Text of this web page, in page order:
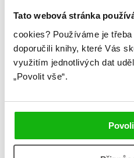
Tato webová stránka
cookies? Používáme je
doporučili knihy, které Vás
využitím jednotlivých dat
„Povolit vše“.
Pozorovatelka
Příběhy z nového světa
Princové hříchů
Projekt Kronos
Ranhojička
Rebelové vln
Roswell
Ruby Redfordová
Rudá